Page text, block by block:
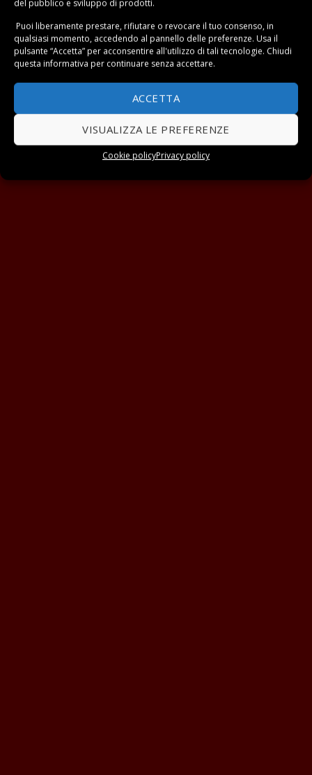
del pubblico e sviluppo di prodotti.
Puoi liberamente prestare, rifiutare o revocare il tuo consenso, in
qualsiasi momento, accedendo al pannello delle preferenze. Usa il
pulsante “Accetta” per acconsentire all'utilizzo di tali tecnologie. Chiudi
questa informativa per continuare senza accettare.
ACCETTA
VISUALIZZA LE PREFERENZE
Cookie policyPrivacy policy